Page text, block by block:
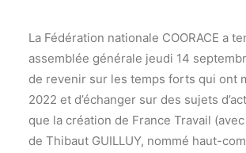
La Fédération nationale COORACE a
assemblée générale jeudi 14
de revenir sur les temps forts qui ont
2022 et d’échanger sur des sujets
que la création de France Travail
de Thibaut GUILLUY, nommé haut-